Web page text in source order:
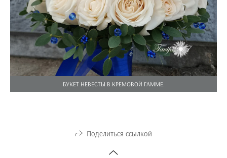
БУКЕТ НЕВЕСТЫ В КРЕМОВОЙ ГАММЕ.
Поделиться ссылкой